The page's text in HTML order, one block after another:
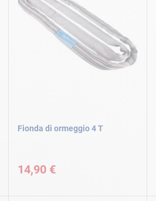
Fionda di ormeggio 4 T
14,90 €